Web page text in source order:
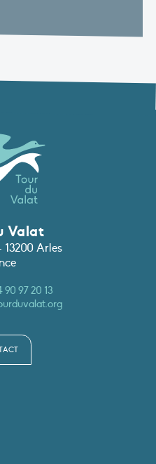
Valat
Arles
90 97 20 13